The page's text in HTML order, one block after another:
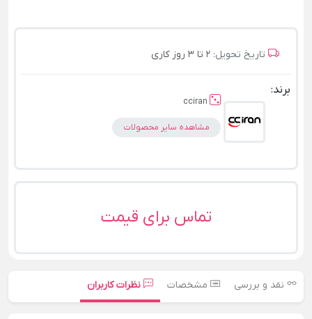
تاریخ تحویل: 2 تا 3 روز کاری
برند:
cciran
مشاهده سایر محصولات
تماس برای قیمت
نقد و بررسی مشخصات نظرات کاربران